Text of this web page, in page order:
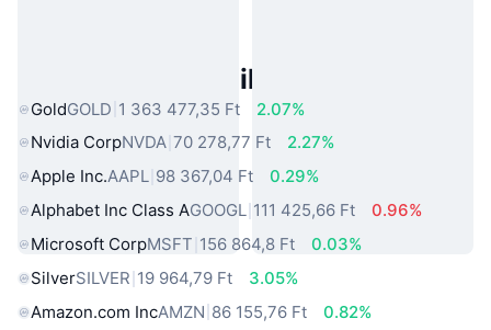
Népszerű Való Világbeli Eszközök
GoldGOLD 1 363 477,35 Ft
2.07%
Nvidia CorpNVDA 70 278,77 Ft
2.27%
Apple Inc.AAPL 98 367,04 Ft
0.29%
Alphabet Inc Class AGOOGL 111 425,66 Ft
0.96%
Microsoft CorpMSFT 156 864,8 Ft
0.03%
SilverSILVER 19 964,79 Ft
3.05%
Amazon.com IncAMZN 86 155,76 Ft
0.82%